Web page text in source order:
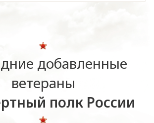
добавленные
ветераны
полк России